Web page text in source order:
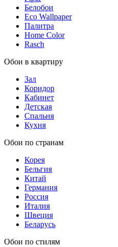
Белобои
Eco Wallpaper
Палитра
Home Color
Rasch
Обои в квартиру
Зал
Коридор
Кабинет
Детская
Спальня
Кухня
Обои по странам
Корея
Бельгия
Китай
Германия
Россия
Италия
Швеция
Беларусь
Обои по стилям